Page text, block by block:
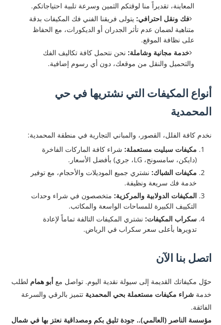
المعاينة، تقديراً منا لوقتكم الثمين وسرعة تلبية احتياجاتكم.
فك ونقل احترافي:يتولى فريقنا الفني فك المكيفات بدقة
متناهية لضمان عدم تأثر الجدران أو الديكورات، مع الحفاظ
على نظافة الموقع.
خدمة مجانية وشاملة:نحن نتحمل كافة تكاليف الفك
والتحميل والنقل من موقعك، دون أي رسوم إضافية.
أنواع المكيفات التي نشتريها في حي
المحمدية
​نخدم كافة الفلل، القصور، والمباني التجارية في منطقة المحمدية:
مكيفات سبليت مستعملة:شراء كافة الماركات الفاخرة
(دايكن، سامسونج، LG، جري) بأفضل الأسعار.
مكيفات الشباك:نشتري جميع الموديلات والأحجام، مع توفير
خدمة فك سريعة ونظيفة.
المكيفات الدولابية والمركزية:متخصصون في شراء وحدات
التكييف الكبيرة للمساحات الواسعة والمكاتب.
سكراب المكيفات:نشتري المكيفات التالفة تماماً لإعادة
تدويرها بأعلى سعر سكراب في الرياض.
اتصل بنا الآن
​حوّل مكيفاتك القديمة إلى سيولة نقدية اليوم. تواصل مع أبو همام لطلب
خدمة شراء مكيفات مستعملة بحي المحمدية تتميز بالرقي والسرعة
الفائقة.
مؤسسة الناصر (العالمي).. جودة تليق بكم ومصداقية نعتز بها في شمال